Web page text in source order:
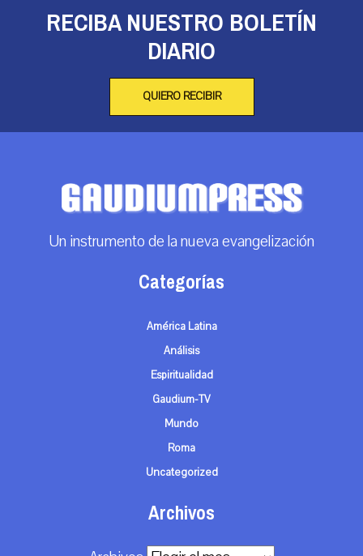
RECIBA NUESTRO BOLETÍN
DIARIO
QUIERO RECIBIR
Un instrumento de la nueva evangelización
Categorías
América Latina
Análisis
Espiritualidad
Gaudium-TV
Mundo
Roma
Uncategorized
Archivos